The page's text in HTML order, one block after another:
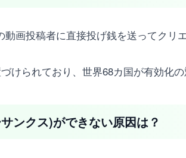
画投稿者に直接投げ銭を送ってクリ
けられており、世界68カ国が有効化の
ンクス)ができない原因は？